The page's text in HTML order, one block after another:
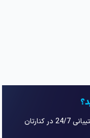
برای ایجاد تجربه لذت بخش میزبانی، با پشتیبانی 24/7 در کنارتان